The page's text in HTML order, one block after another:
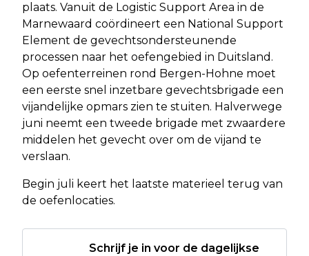
plaats. Vanuit de Logistic Support Area in de
Marnewaard coördineert een National Support
Element de gevechtsondersteunende
processen naar het oefengebied in Duitsland.
Op oefenterreinen rond Bergen-Hohne moet
een eerste snel inzetbare gevechtsbrigade een
vijandelijke opmars zien te stuiten. Halverwege
juni neemt een tweede brigade met zwaardere
middelen het gevecht over om de vijand te
verslaan.
Begin juli keert het laatste materieel terug van
de oefenlocaties.
Schrijf je in voor de dagelijkse